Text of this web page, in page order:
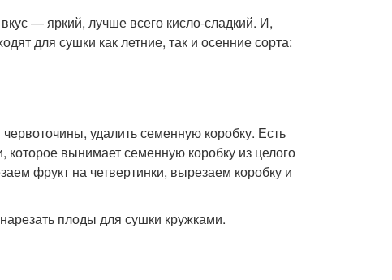
— яркий, лучше всего кисло-сладкий. И,
для сушки как летние, так и осенние сорта:
удалить семенную коробку. Есть
которое вынимает семенную коробку из целого
фрукт на четвертинки, вырезаем коробку и
плоды для сушки кружками.